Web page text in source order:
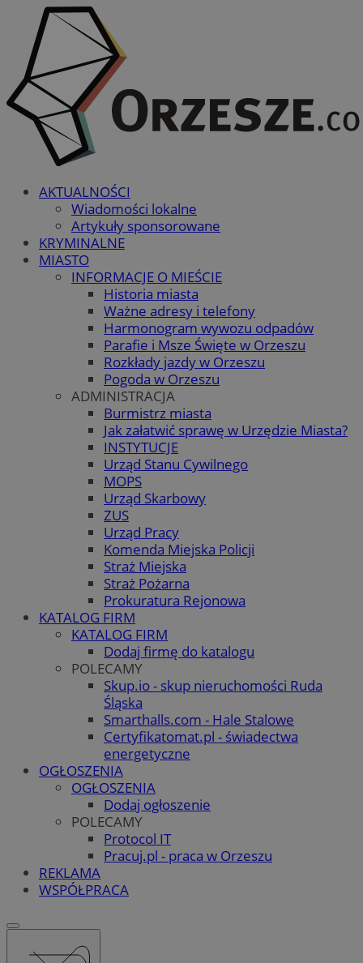
AKTUALNOŚCI
Wiadomości lokalne
Artykuły sponsorowane
KRYMINALNE
MIASTO
INFORMACJE O MIEŚCIE
Historia miasta
Ważne adresy i telefony
Harmonogram wywozu odpadów
Parafie i Msze Święte w Orzeszu
Rozkłady jazdy w Orzeszu
Pogoda w Orzeszu
ADMINISTRACJA
Burmistrz miasta
Jak załatwić sprawę w Urzędzie Miasta?
INSTYTUCJE
Urząd Stanu Cywilnego
MOPS
Urząd Skarbowy
ZUS
Urząd Pracy
Komenda Miejska Policji
Straż Miejska
Straż Pożarna
Prokuratura Rejonowa
KATALOG FIRM
KATALOG FIRM
Dodaj firmę do katalogu
POLECAMY
Skup.io - skup nieruchomości Ruda
Śląska
Smarthalls.com - Hale Stalowe
Certyfikatomat.pl - świadectwa
energetyczne
OGŁOSZENIA
OGŁOSZENIA
Dodaj ogłoszenie
POLECAMY
Protocol IT
Pracuj.pl - praca w Orzeszu
REKLAMA
WSPÓŁPRACA